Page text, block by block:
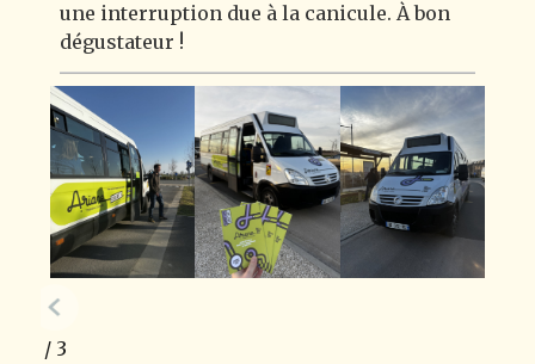
une interruption due à la canicule. À bon
dégustateur !
/ 3